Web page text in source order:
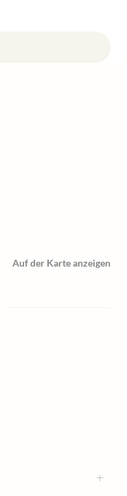
Auf der Karte anzeigen